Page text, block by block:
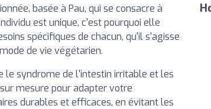
basée à Pau, qui se consacre à
est unique, c'est pourquoi elle
spécifiques de chacun, qu'il s'agisse
de vie végétarien.
le syndrome de l'intestin irritable et les
mesure pour adapter votre
durables et efficaces, en évitant les